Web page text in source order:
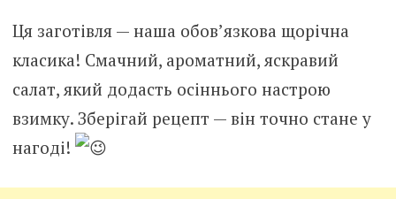
Ця заготівля — наша обов’язкова щорічна
класика! Смачний, ароматний, яскравий
салат, який додасть осіннього настрою
взимку. Зберігай рецепт — він точно стане у
нагоді!